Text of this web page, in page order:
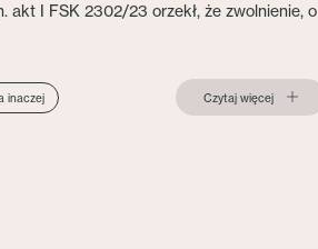
akt I FSK 2302/23 orzekł, że zwolnienie, o
inaczej Czytaj więcej